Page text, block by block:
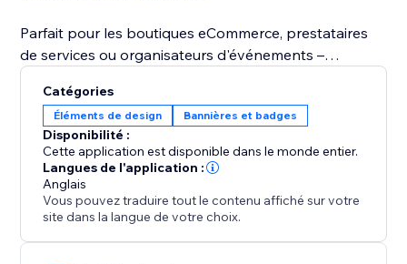
Parfait pour les boutiques eCommerce, prestataires
de services ou organisateurs d'événements –
rend le site plus fiable à chaque étape du parcours
client.
Catégories
Éléments de design Bannières et badges
Disponibilité :
Cette application est disponible dans le monde entier.
Langues de l'application :
Anglais
Vous pouvez traduire tout le contenu affiché sur votre
site dans la langue de votre choix.